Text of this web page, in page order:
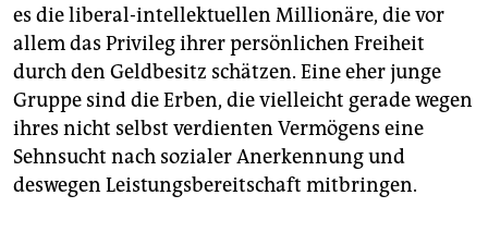
es die liberal-intellektuellen Millionäre, die vor
allem das Privileg ihrer persönlichen Freiheit
durch den Geldbesitz schätzen. Eine eher junge
Gruppe sind die Erben, die vielleicht gerade wegen
ihres nicht selbst verdienten Vermögens eine
Sehnsucht nach sozialer Anerkennung und
deswegen Leistungsbereitschaft mitbringen.